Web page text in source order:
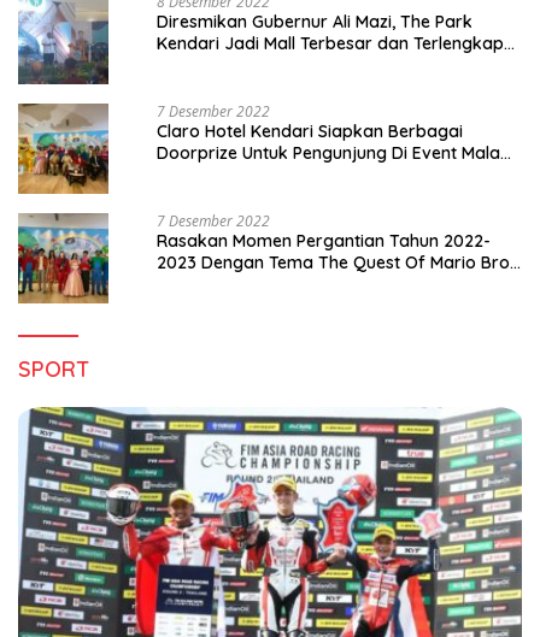
Diresmikan Gubernur Ali Mazi, The Park
Kendari Jadi Mall Terbesar dan Terlengkap
7 Desember 2022
Claro Hotel Kendari Siapkan Berbagai
Doorprize Untuk Pengunjung Di Event Malam
7 Desember 2022
Rasakan Momen Pergantian Tahun 2022-
2023 Dengan Tema The Quest Of Mario Bros
SPORT